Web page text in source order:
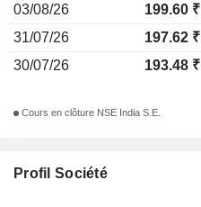
Profil Société
03/08/26
199.60 ₹
31/07/26
197.62 ₹
30/07/26
193.48 ₹
Cours en clôture NSE India S.E.